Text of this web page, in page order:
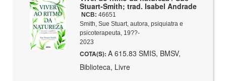
Stuart-Smith; trad. Isabel Andrade
NCB: 46651
Smith, Sue Stuart, autora, psiquiatra e
psicoterapeuta, 19??-
2023
COTA(S): A 615.83 SMIS, BMSV,
Biblioteca, Livre